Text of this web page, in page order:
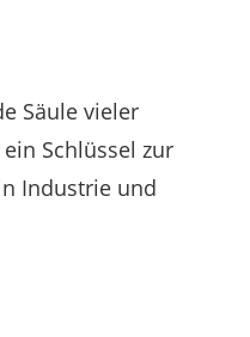
Säule vieler
Schlüssel zur
Industrie und